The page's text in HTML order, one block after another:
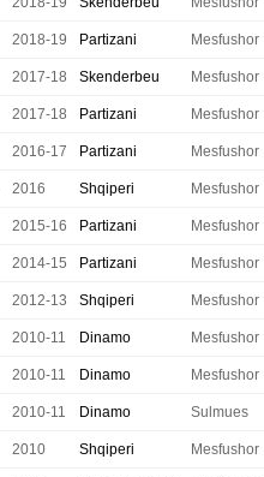
2018-19 Partizani Mesfushor
2017-18 Skenderbeu Mesfushor
2017-18 Partizani Mesfushor
2016-17 Partizani Mesfushor
2016 Shqiperi Mesfushor
2015-16 Partizani Mesfushor
2014-15 Partizani Mesfushor
2012-13 Shqiperi Mesfushor
2010-11 Dinamo Mesfushor
2010-11 Dinamo Mesfushor
2010-11 Dinamo Sulmues
2010 Shqiperi Mesfushor